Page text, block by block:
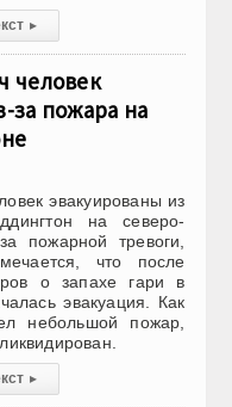
▸
человек
за пожара на
эвакуированы из
на северо-
пожарной тревоги,
что после
о запахе гари в
эвакуация. Как
небольшой пожар,
▸